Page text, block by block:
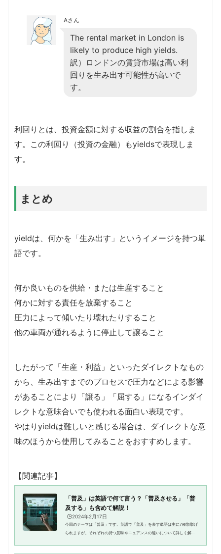
Aさん
The rental market in London is
likely to produce high yields.
訳）ロンドンの賃貸市場は高い利
回りを生み出す可能性が高いで
す。
利回りとは、投資金額に対する収益の割合を指しま
す。この利回り（投資の金融）もyieldsで表現しま
す。
まとめ
yieldは、何かを「生み出す」というイメージを持つ単
語です。
何か良いものを供給・または生産すること
何かに対する責任を放棄すること
圧力によって傾いたり壊れたりすること
他の車両が通れるように停止して譲ること
したがって「生産・利益」といったダイレクトなもの
から、生み出すまでのプロセスで圧力などによる影響
があることにより「譲る」「屈する」になるインダイ
レクトな意味合いでも使われる面白い表現です。
やはりyieldは難しいと感じる場合は、ダイレクトな意
味のほうから使用してみることをおすすめします。
【関連記事】
「普及」は英語で何て言う？「普及させる」「普
及する」も含めて解説！
🕒️2024年2月17日
今回のテーマは「普及」です。英語で「普及」を表す単語は主に7種類挙げ
られますが、それぞれの持つ意味やニュアンスの違いについて詳しく解説